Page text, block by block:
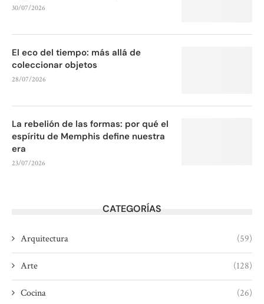
30/07/2026
El eco del tiempo: más allá de
coleccionar objetos
28/07/2026
La rebelión de las formas: por qué el
espíritu de Memphis define nuestra
era
23/07/2026
CATEGORÍAS
Arquitectura (59)
Arte (128)
Cocina (26)